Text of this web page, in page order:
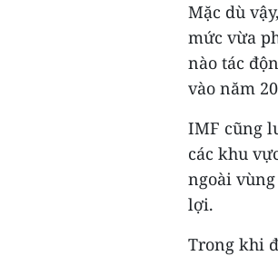
Mặc dù
mức vừa
nào tác
vào năm
IMF cũng
các khu
ngoài
lợi.
Trong khi